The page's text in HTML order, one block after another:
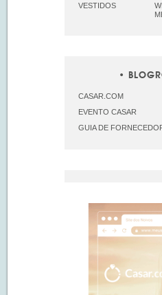
VESTIDOS
CASAR.COM
EVENTO CASAR
GUIA DE